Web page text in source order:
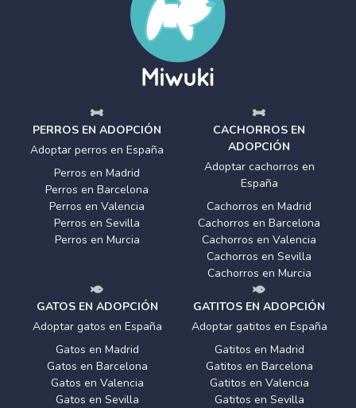
PERROS EN ADOPCIÓN
Adoptar perros en España
Perros en Madrid
Perros en Barcelona
Perros en Valencia
Perros en Sevilla
Perros en Murcia
CACHORROS EN
ADOPCIÓN
Adoptar cachorros en
España
Cachorros en Madrid
Cachorros en Barcelona
Cachorros en Valencia
Cachorros en Sevilla
Cachorros en Murcia
GATOS EN ADOPCIÓN
Adoptar gatos en España
Gatos en Madrid
Gatos en Barcelona
Gatos en Valencia
Gatos en Sevilla
GATITOS EN ADOPCIÓN
Adoptar gatitos en España
Gatitos en Madrid
Gatitos en Barcelona
Gatitos en Valencia
Gatitos en Sevilla